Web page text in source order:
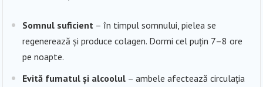
Somnul suficient – în timpul somnului, pielea se
regenerează și produce colagen. Dormi cel puțin 7–8 ore
pe noapte.
Evită fumatul și alcoolul – ambele afectează circulația